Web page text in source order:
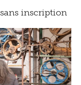
inscription